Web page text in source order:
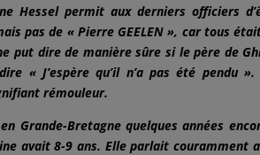
Hessel permit aux derniers officiers
pas de « Pierre GEELEN », car tous
put dire de manière sûre si le père de
« J’espère qu’il n’a pas été pendu
rémouleur.
Grande-Bretagne quelques années
avait 8-9 ans. Elle parlait couramment